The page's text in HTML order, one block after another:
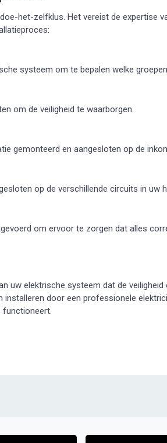
het-zelfklus. Het vereist de expertise
systeem om te bepalen welke
om de veiligheid te waarborgen.
gemonteerd en aangesloten op de
op de verschillende circuits in uw
om ervoor te zorgen dat alles
uw elektrische systeem dat de
installeren door een professionele
functioneert.